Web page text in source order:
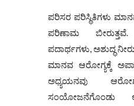
ಪರಿಸರ ಪರಿಸ್ಥಿತಿಗಳು
ಪರಿಣಾಮ
ಪದಾರ್ಥಗಳು, ಅಶುದ್ಧ
ಮಾನವ ಆರೋಗ್ಯಕ್ಕೆ
ಅಧ್ಯಯನವು
ಸಂಯೋಜನೆಗೊಂಡು